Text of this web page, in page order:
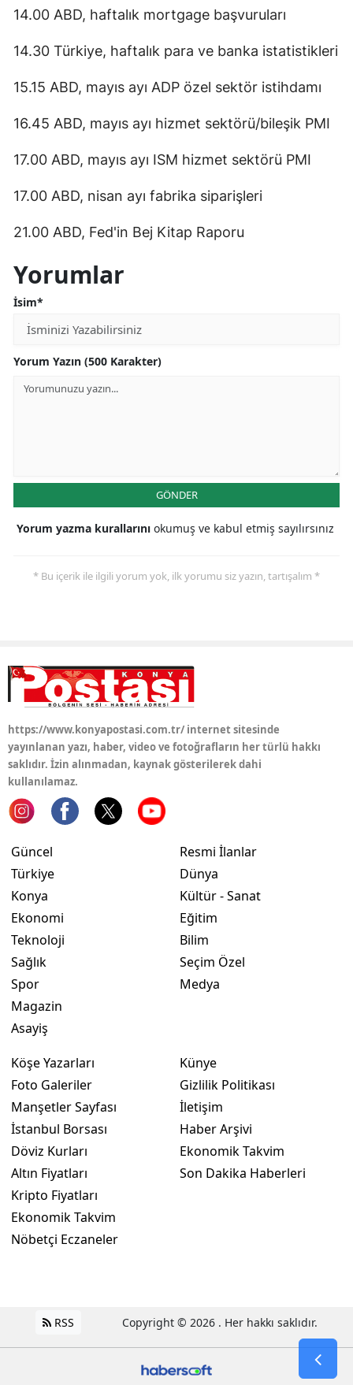
14.00 ABD, haftalık mortgage başvuruları
14.30 Türkiye, haftalık para ve banka istatistikleri
15.15 ABD, mayıs ayı ADP özel sektör istihdamı
16.45 ABD, mayıs ayı hizmet sektörü/bileşik PMI
17.00 ABD, mayıs ayı ISM hizmet sektörü PMI
17.00 ABD, nisan ayı fabrika siparişleri
21.00 ABD, Fed'in Bej Kitap Raporu
Yorumlar
İsim*
Yorum Yazın (500 Karakter)
GÖNDER
Yorum yazma kurallarını okumuş ve kabul etmiş sayılırsınız
* Bu içerik ile ilgili yorum yok, ilk yorumu siz yazın, tartışalım *
https://www.konyapostasi.com.tr/ internet sitesinde
yayınlanan yazı, haber, video ve fotoğrafların her türlü hakkı
saklıdır. İzin alınmadan, kaynak gösterilerek dahi
kullanılamaz.
Güncel
Türkiye
Konya
Ekonomi
Teknoloji
Sağlık
Spor
Magazin
Asayiş
Resmi İlanlar
Dünya
Kültür - Sanat
Eğitim
Bilim
Seçim Özel
Medya
Köşe Yazarları
Foto Galeriler
Manşetler Sayfası
İstanbul Borsası
Döviz Kurları
Altın Fiyatları
Kripto Fiyatları
Ekonomik Takvim
Nöbetçi Eczaneler
Künye
Gizlilik Politikası
İletişim
Haber Arşivi
Ekonomik Takvim
Son Dakika Haberleri
RSS Copyright © 2026 . Her hakkı saklıdır.